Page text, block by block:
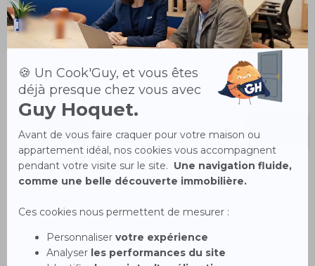
Votre conseiller
disposition
AFFICHER
LE
Tél.
+33
06
77
64
36
HONORAIRES
Lundi 09h00 - 12h00 / 14h00 - 18h00
Mardi 09h00 - 12h00 / 14h00 - 18h00